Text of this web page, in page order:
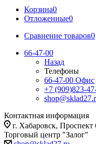
Корзина0
Отложенные0
Сравнение товаров0
66-47-00
Назад
Телефоны
66-47-00 Офис
+7 (909)823-
Контактная информация
г. Хабаровск, Проспект
Торговый центр "Залог"